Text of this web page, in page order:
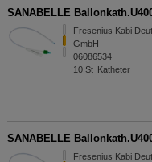
SANABELLE
Fresenius Kabi
GmbH
06086534
10 St Katheter
SANABELLE
Fresenius Kabi